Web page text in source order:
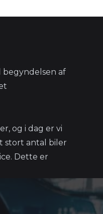
begyndelsen af
og i dag er vi
stort antal biler
Dette er